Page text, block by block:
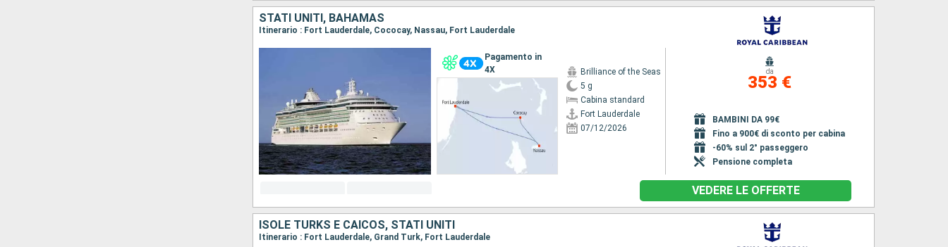
STATI UNITI, BAHAMAS
Itinerario : Fort Lauderdale, Cococay, Nassau, Fort Lauderdale
Pagamento in
4X
Brilliance of the Seas
5 g
Cabina standard
Fort Lauderdale
07/12/2026
da
353 €
BAMBINI DA 99€
Fino a 900€ di sconto per cabina
-60% sul 2° passeggero
Pensione completa
VEDERE LE OFFERTE
ISOLE TURKS E CAICOS, STATI UNITI
Itinerario : Fort Lauderdale, Grand Turk, Fort Lauderdale